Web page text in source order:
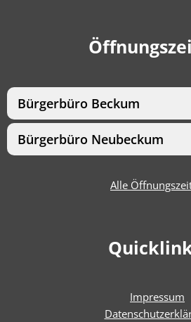
Bürgerbüro Beckum
Bürgerbüro Neubeckum
Alle
Impressum